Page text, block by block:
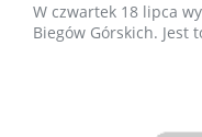
W czwartek 18 lipca
Biegów Górskich. Jest